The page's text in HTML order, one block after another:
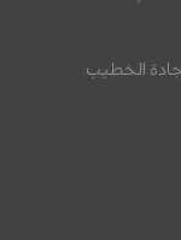
الخطيب.